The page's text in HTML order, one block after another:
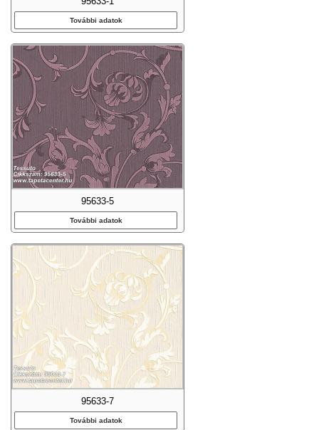
További adatok
95633-5
További adatok
95633-7
További adatok